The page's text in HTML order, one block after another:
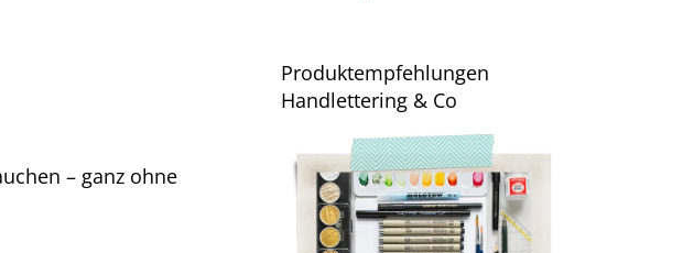
– ganz ohne
Produktempfehlungen
Handlettering & Co